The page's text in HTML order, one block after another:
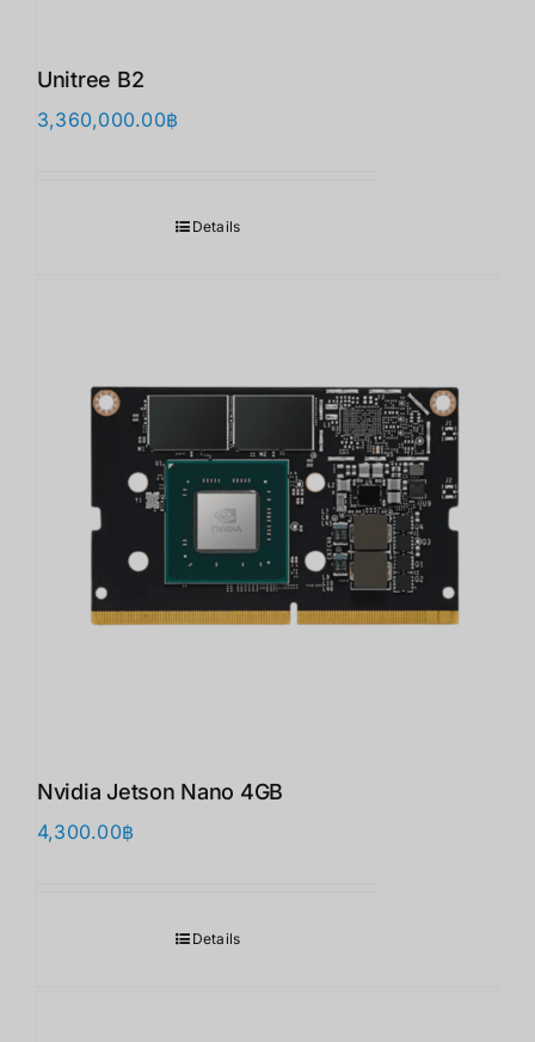
Unitree B2
3,360,000.00฿
Details
Nvidia Jetson Nano 4GB
4,300.00฿
Details